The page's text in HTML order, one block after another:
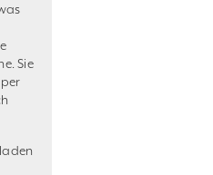
Sie